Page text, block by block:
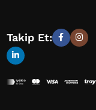
Takip Et: